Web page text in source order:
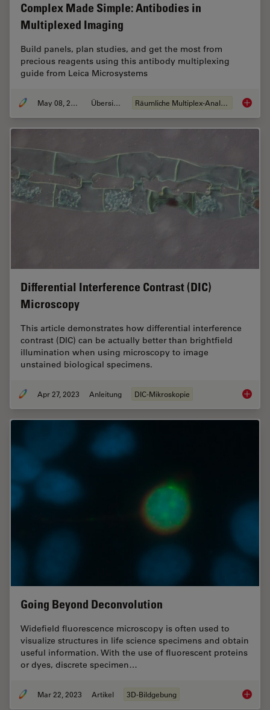
Complex Made Simple: Antibodies in
Multiplexed Imaging
Build panels, plan studies, and get the most from
precious reagents using this antibody multiplexing
guide from Leica Microsystems
May 08, 2023 Übersicht Räumliche Multiplex-Analyse
Differential Interference Contrast (DIC)
Microscopy
This article demonstrates how differential interference
contrast (DIC) can be actually better than brightfield
illumination when using microscopy to image
unstained biological specimens.
Apr 27, 2023 Anleitung DIC-Mikroskopie
Going Beyond Deconvolution
Widefield fluorescence microscopy is often used to
visualize structures in life science specimens and obtain
useful information. With the use of fluorescent proteins
or dyes, discrete specimen…
Mar 22, 2023 Artikel 3D-Bildgebung Going